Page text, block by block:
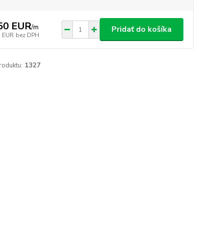
EUR/m
EUR bez DPH
Pridať do košíka
1327